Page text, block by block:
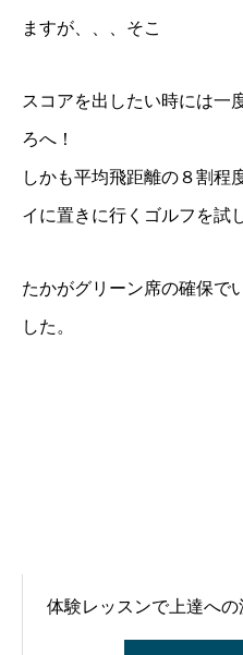
ますが、、、そこ
スコアを出したい時には一
ろへ！
しかも平均飛距離の８割程
イに置きに行くゴルフを試
たかがグリーン席の確保で
した。
体験レッスンで上達への